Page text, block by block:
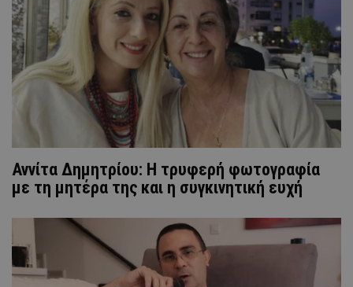
Αννίτα Δημητρίου: Η τρυφερή φωτογραφία
με τη μητέρα της και η συγκινητική ευχή